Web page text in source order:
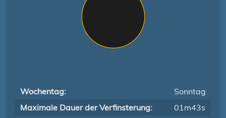
Wochentag:
Sonntag
Maximale Dauer der Verfinsterung:
01m43s